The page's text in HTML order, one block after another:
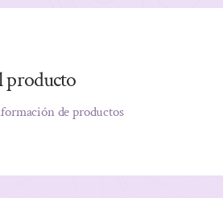
producto
de productos